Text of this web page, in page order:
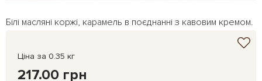
Білі масляні коржі, карамель в поєднанні з кавовим кремом.
Ціна за 0.35 кг
217.00 грн